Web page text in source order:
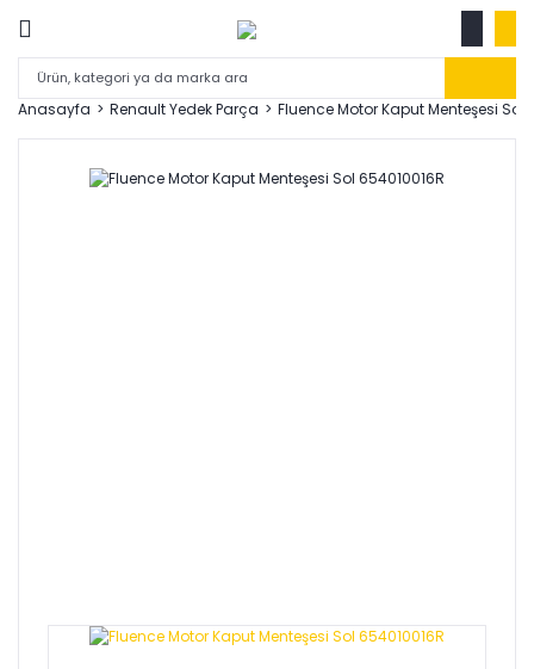
Anasayfa Renault Yedek Parça Fluence Motor Kaput Menteşesi Sol